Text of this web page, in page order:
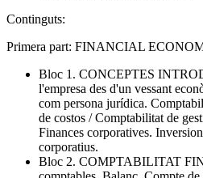
Continguts:
Primera part: FINANCIAL
Bloc 1. CONCEPTES
l'empresa des d'un vessant
com persona jurídica.
de costos / Comptabilitat de
Finances corporatives.
corporatius.
Bloc 2. COMPTABILITAT